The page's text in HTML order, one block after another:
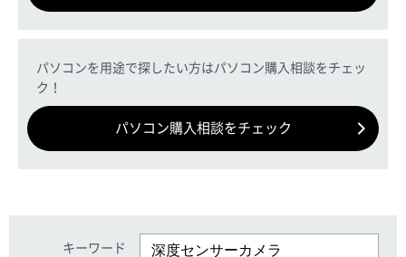
パソコンを用途で探したい方はパソコン購入相談をチェッ
ク！
パソコン購入相談をチェック
キーワード